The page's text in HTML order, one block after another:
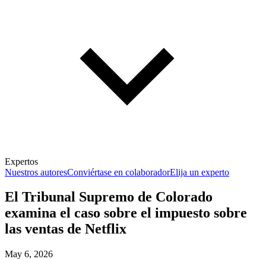
Expertos
Nuestros autoresConviértase en colaboradorElija un experto
El Tribunal Supremo de Colorado
examina el caso sobre el impuesto sobre
las ventas de Netflix
May 6, 2026